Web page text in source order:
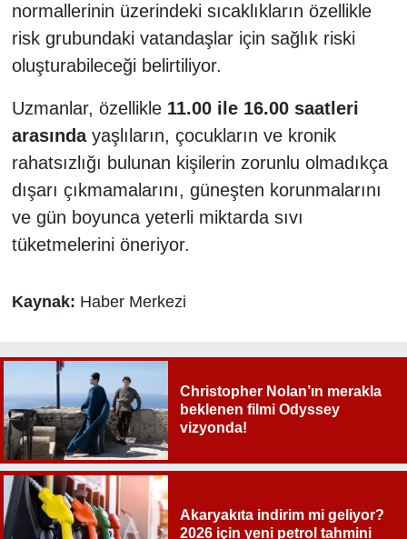
normallerinin üzerindeki sıcaklıkların özellikle
risk grubundaki vatandaşlar için sağlık riski
oluşturabileceği belirtiliyor.
Uzmanlar, özellikle 11.00 ile 16.00 saatleri
arasındayaşlıların, çocukların ve kronik
rahatsızlığı bulunan kişilerin zorunlu olmadıkça
dışarı çıkmamalarını, güneşten korunmalarını
ve gün boyunca yeterli miktarda sıvı
tüketmelerini öneriyor.
Kaynak: Haber Merkezi
Christopher Nolan’ın merakla
beklenen filmi Odyssey
vizyonda!
Akaryakıta indirim mi geliyor?
2026 için yeni petrol tahmini